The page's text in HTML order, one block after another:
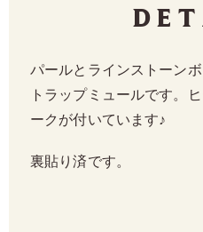
パールとラインストーン
トラップミュールです。
ークが付いています♪
裏貼り済です。